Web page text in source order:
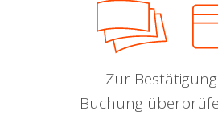
Zur
Buchung